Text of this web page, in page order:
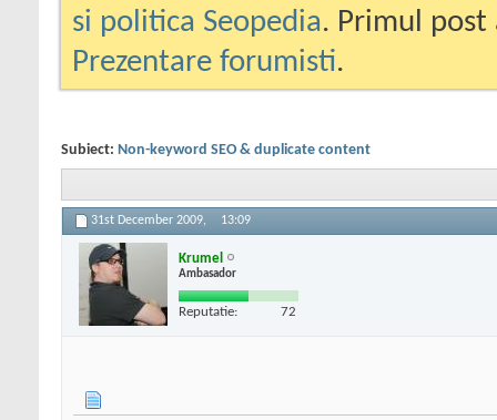
si politica Seopedia. Primul
Prezentare forumisti.
Subiect: Non-keyword SEO & duplicate content
31st December 2009, 13:09
Krumel
Ambasador
Reputatie: 72